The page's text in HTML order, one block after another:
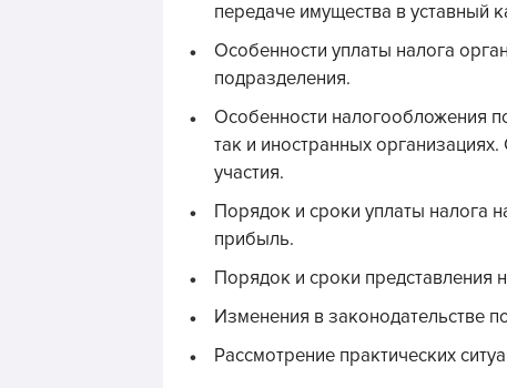
передаче имущества в уставный
Особенности уплаты налога
подразделения.
Особенности налогообложения
так и иностранных
участия.
Порядок и сроки уплаты налога
прибыль.
Порядок и сроки представления
Изменения в законодательстве
Рассмотрение практических